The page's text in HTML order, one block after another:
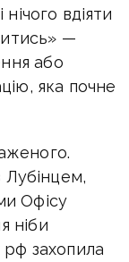
вдіяти
—
або
яка почне
Лубінцем,
Офісу
ніби
рф захопила